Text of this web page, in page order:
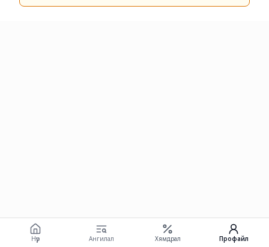
Нүүр Ангилал Хямдрал Профайл